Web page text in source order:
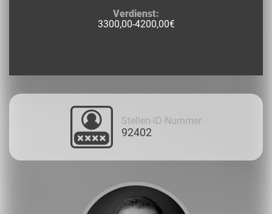
Verdienst:
3300,00-4200,00€
Stellen-ID-Nummer
92402